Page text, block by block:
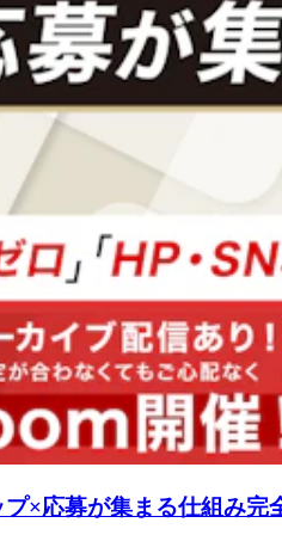
×応募が集まる仕組み完